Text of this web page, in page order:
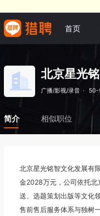
首页
北京星光
广播/影视/录音 · 50-
简介 相似职位
北京星光铭智文化发展有
金2028万元，公司依托北
送、选题策划出版等文化
售前售后服务体系与独树